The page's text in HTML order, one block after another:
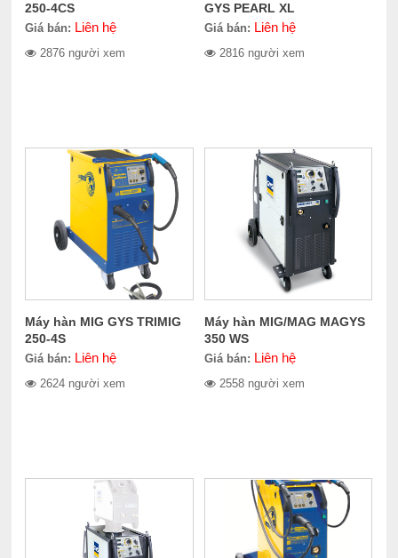
250-4CS
Giá bán: Liên hệ
2876 người xem
GYS PEARL XL
Giá bán: Liên hệ
2816 người xem
Máy hàn MIG GYS TRIMIG
250-4S
Giá bán: Liên hệ
2624 người xem
Máy hàn MIG/MAG MAGYS
350 WS
Giá bán: Liên hệ
2558 người xem